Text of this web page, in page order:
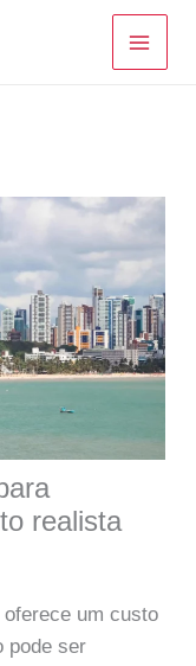
realista
um custo
pode ser